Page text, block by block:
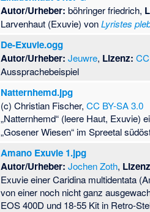
Autor/Urheber: böhringer friedrich,
Larvenhaut (Exuvie) vonLyristes
De-Exuvie.ogg
Autor/Urheber: Jeuwre, Lizenz:
Aussprachebeispiel
Natternhemd.jpg
(c) Christian Fischer,CC BY-SA 3.0
„Natternhemd“ (leere Haut, Exuvie)
„Gosener Wiesen“ im Spreetal
Amano Exuvie 1.jpg
Autor/Urheber: Jochen Zoth,
Exuvie einer Caridina multidentata
von einer noch nicht ganz
EOS 400D und 18-55 Kit in Retro-